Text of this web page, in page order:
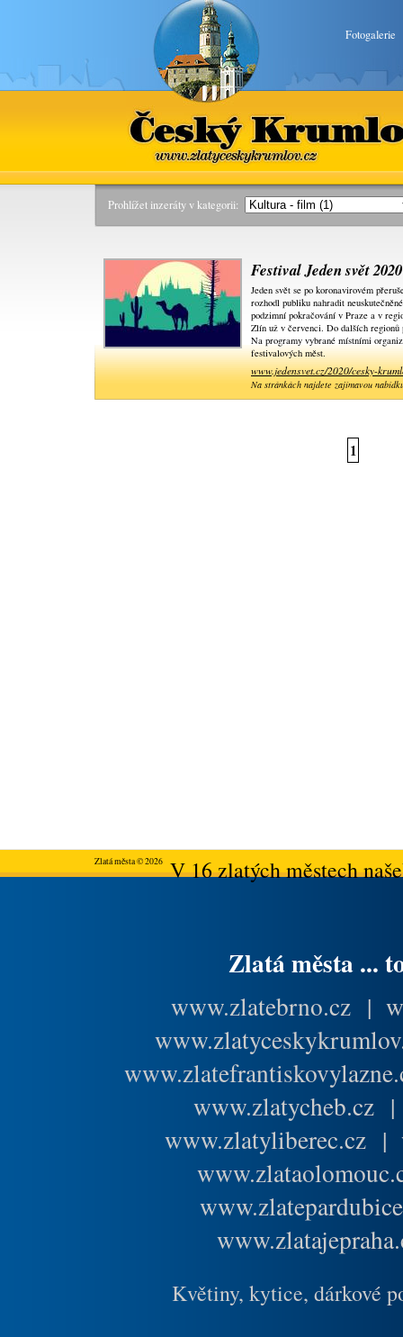
Fotogalerie
Český Krumlov
www.zlatyceskykrumlov.cz
Prohlížet inzeráty v kategorii:
Festival Jeden svět
Jeden svět se po koronavirovém
rozhodl publiku nahradit
podzimní pokračování v Praze a v
Zlín už v červenci. Do dalších
Na programy vybrané místními
festivalových měst.
www.jedensvet.cz/2020/cesky-
Na stránkách najdete zajímavou
1
Zlatá města © 2026V 16 zlatých městech
Zlatá města ...
www.zlatebrno.cz |
www.zlatycheb.cz
www.zlatyliberec.cz |
Květiny, kytice, dárkové